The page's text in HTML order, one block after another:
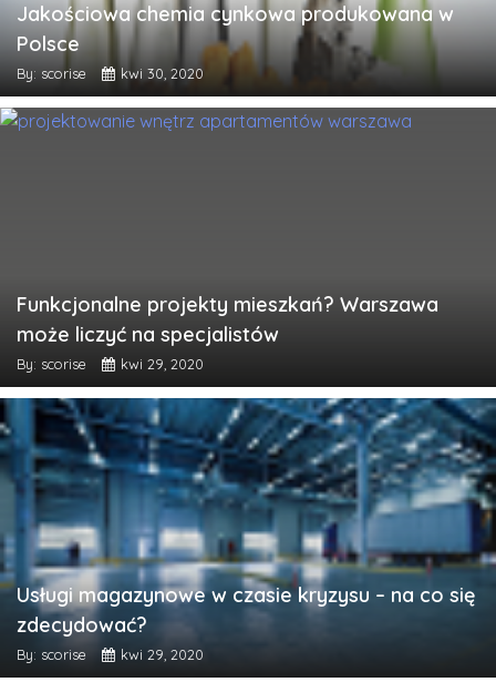
Jakościowa chemia cynkowa produkowana w
Polsce
By: scorise kwi 30, 2020
Funkcjonalne projekty mieszkań? Warszawa
może liczyć na specjalistów
By: scorise kwi 29, 2020
Usługi magazynowe w czasie kryzysu – na co się
zdecydować?
By: scorise kwi 29, 2020